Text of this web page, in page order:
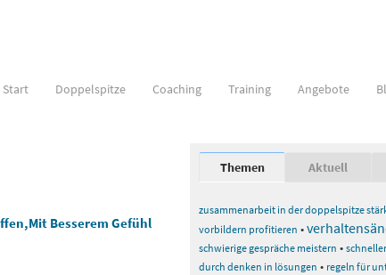
Start Doppelspitze Coaching Training Angebote
Besserem Gefühl
Themen Aktuell
zusammenarbeit in der doppelspitze
vorbildern profitieren •
schwierige gespräche meistern •
durch denken in lösungen • regeln für